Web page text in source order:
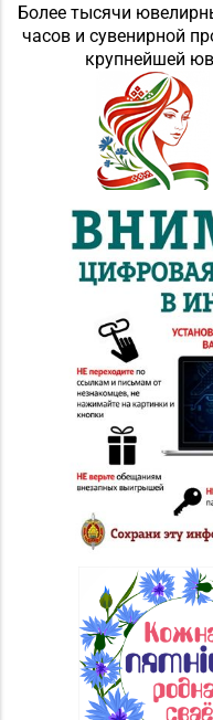
Более тысячи
часов и сувенирной
крупнейшей